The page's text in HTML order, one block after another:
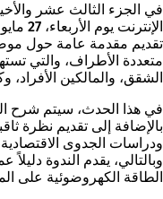
في الجزء الثالث عشر
الإنترنت يوم الأربعاء، 27 مايو 2026 من الساعة 18:00 إلى 19:30،
تقديم مقدمة عامة حول
متعددة الأطراف، والتي
الشقق، والمالكين
في هذا الحدث، سيتم شرح
بالإضافة إلى تقديم نظرة
ودراسات الجدوى الاقتصادية،
وبالتالي، يقدم الندوة
الطاقة الكهروضوئية على